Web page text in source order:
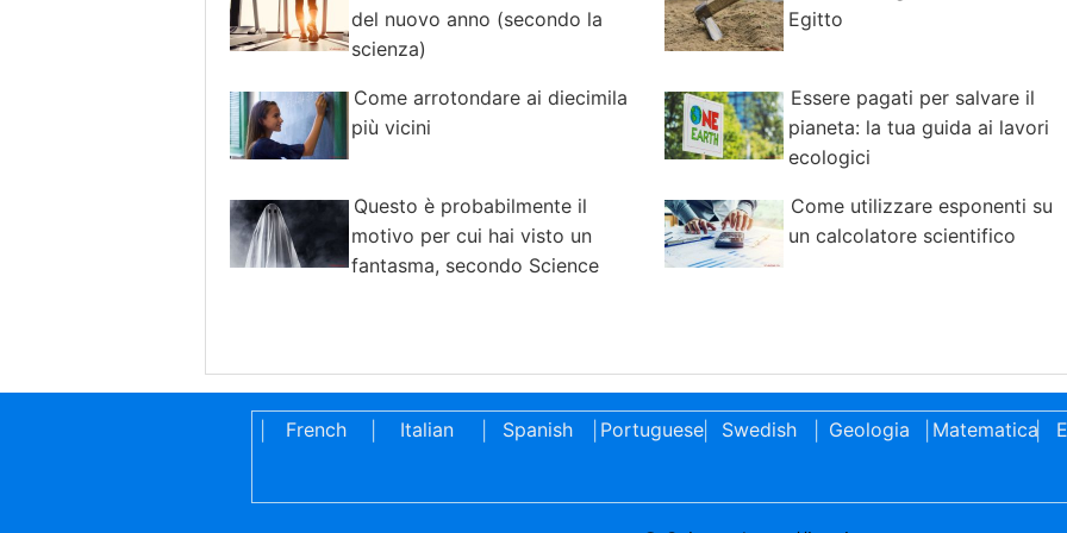
del nuovo anno (secondo la
scienza)
Come arrotondare ai diecimila
più vicini
Questo è probabilmente il
motivo per cui hai visto un
fantasma, secondo Science
Egitto
Essere pagati per salvare il
pianeta: la tua guida ai lavori
ecologici
Come utilizzare esponenti su
un calcolatore scientifico
French Italian Spanish Portuguese| Swedish Geologia Matematica|